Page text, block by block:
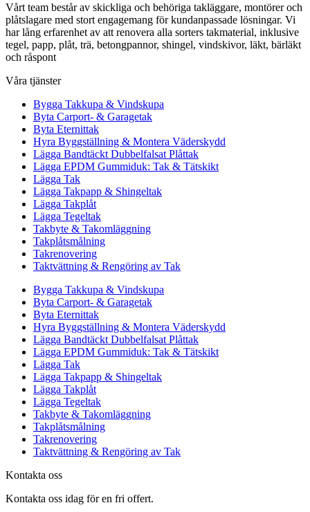
Vårt team består av skickliga och behöriga takläggare, montörer och
plåtslagare med stort engagemang för kundanpassade lösningar. Vi
har lång erfarenhet av att renovera alla sorters takmaterial, inklusive
tegel, papp, plåt, trä, betongpannor, shingel, vindskivor, läkt, bärläkt
och råspont
Våra tjänster
Bygga Takkupa & Vindskupa
Byta Carport- & Garagetak
Byta Eternittak
Hyra Byggställning & Montera Väderskydd
Lägga Bandtäckt Dubbelfalsat Plåttak
Lägga EPDM Gummiduk: Tak & Tätskikt
Lägga Tak
Lägga Takpapp & Shingeltak
Lägga Takplåt
Lägga Tegeltak
Takbyte & Takomläggning
Takplåtsmålning
Takrenovering
Taktvättning & Rengöring av Tak
Bygga Takkupa & Vindskupa
Byta Carport- & Garagetak
Byta Eternittak
Hyra Byggställning & Montera Väderskydd
Lägga Bandtäckt Dubbelfalsat Plåttak
Lägga EPDM Gummiduk: Tak & Tätskikt
Lägga Tak
Lägga Takpapp & Shingeltak
Lägga Takplåt
Lägga Tegeltak
Takbyte & Takomläggning
Takplåtsmålning
Takrenovering
Taktvättning & Rengöring av Tak
Kontakta oss
Kontakta oss idag för en fri offert.